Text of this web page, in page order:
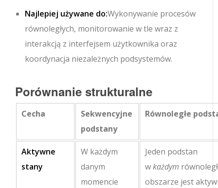
Najlepiej używane do:Wykonywanie procesów
równoległych, monitorowanie w tle wraz z
interakcją z interfejsem użytkownika oraz
koordynacja niezależnych podsystemów.
Porównanie strukturalne
Cecha
Sekwencyjne
podstany
Równoległe
Aktywne
stany
W każdym
danym
momencie
Jeden podstan
wkażdym
obszarze jest